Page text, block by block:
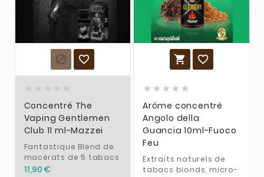
 
Concentré The
Vaping Gentlemen
Club 11 ml-Mazzei
Fantastique Blend de
macérats de 5 tabacs
11,90 €
 
    
Arôme concentré
Angolo della
Guancia 10ml-Fuoco
Feu
Extraits naturels de
tabacs blonds, micro-